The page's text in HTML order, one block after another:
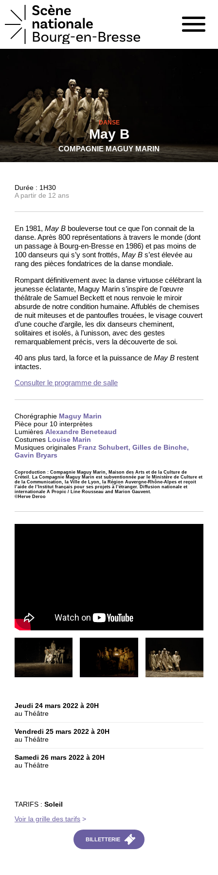
DANSE
May B
COMPAGNIE MAGUY MARIN
Durée : 1H30
A partir de 12 ans
En 1981, May B bouleverse tout ce que l’on connait de la
danse. Après 800 représentations à travers le monde (dont
un passage à Bourg-en-Bresse en 1986) et pas moins de
100 danseurs qui s’y sont frottés, May B s’est élevée au
rang des pièces fondatrices de la danse mondiale.
Rompant définitivement avec la danse virtuose célébrant la
jeunesse éclatante, Maguy Marin s’inspire de l’œuvre
théâtrale de Samuel Beckett et nous renvoie le miroir
absurde de notre condition humaine. Affublés de chemises
de nuit miteuses et de pantoufles trouées, le visage couvert
d’une couche d’argile, les dix danseurs cheminent,
solitaires et isolés, à l’unisson, avec des gestes
remarquablement précis, vers la découverte de soi.
40 ans plus tard, la force et la puissance de May B restent
intactes.
Consulter le programme de salle
Chorégraphie Maguy Marin
Pièce pour 10 interprètes
Lumières Alexandre Beneteaud
Costumes Louise Marin
Musiques originales Franz Schubert, Gilles de Binche,
Gavin Bryars
Coproduction : Compagnie Maguy Marin, Maison des Arts et de la Culture de
Créteil. La Compagnie Maguy Marin est subventionnée par le Ministère de Culture et
de la Communication, la Ville de Lyon, la Région Auvergne-Rhône-Alpes et reçoit
l’aide de l’Institut français pour ses projets à l’étranger. Diffusion nationale et
internationale A Propic / Line Rousseau and Marion Gauvent.
©Herve Deroo
Jeudi 24 mars 2022 à 20H
au Théâtre
Vendredi 25 mars 2022 à 20H
au Théâtre
Samedi 26 mars 2022 à 20H
au Théâtre
TARIFS : Soleil
Voir la grille des tarifs >
BILLETTERIE